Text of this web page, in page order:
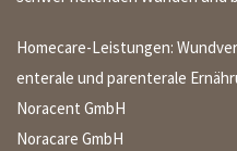
Homecare-Leistungen:
enterale und parenterale
Noracent GmbH
Noracare GmbH